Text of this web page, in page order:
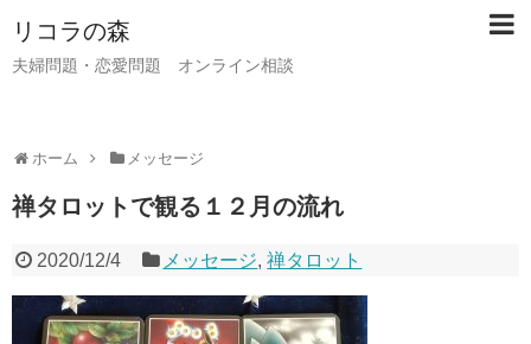
リコラの森
夫婦問題・恋愛問題 オンライン相談
ホーム メッセージ
禅タロットで観る１２月の流れ
2020/12/4 メッセージ,禅タロット